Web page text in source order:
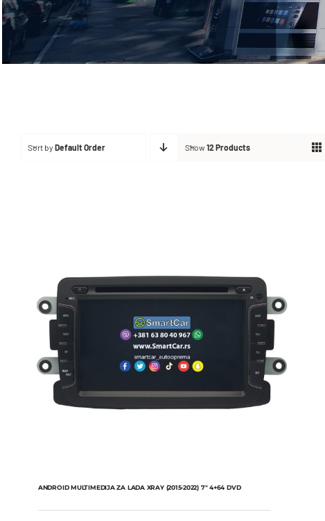
Sort by Default Order Show12 Products
ANDROID MULTIMEDIJA ZA LADA XRAY (2015-2022) 7″ 4+64 DVD